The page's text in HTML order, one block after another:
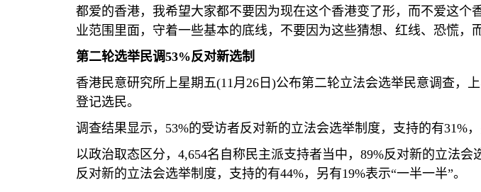
都爱的香港，我希望大家都不要因为现在这个香港变了形，而不爱这
业范围里面，守着一些基本的底线，不要因为这些猜想、红线、恐慌，
第二轮选举民调53%反对新选制
香港民意研究所上星期五(11月 26 日 )公布第二轮立法会选举民意调查，
登记选民。
调查结果显示， 53%的受访者反对新的立法会选举制度，支持的有31%
以政治取态区分， 4,654名自称民主派支持者当中， 89%反对新的立法会
反对新的立法会选举制度，支持的有44%，另有19%表示“一半一半”。